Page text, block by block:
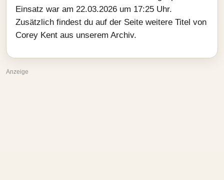
Einsatz war am 22.03.2026 um 17:25 Uhr.
Zusätzlich findest du auf der Seite weitere Titel von
Corey Kent aus unserem Archiv.
Anzeige